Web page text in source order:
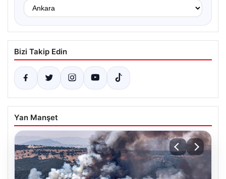
Bizi Takip Edin
Yan Manşet